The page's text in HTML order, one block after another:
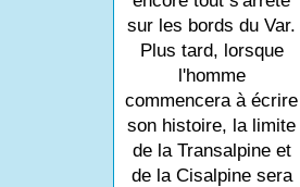
sur les bords du Var.
Plus tard, lorsque
l'homme
commencera à écrire
son histoire, la limite
de la Transalpine et
de la Cisalpine sera